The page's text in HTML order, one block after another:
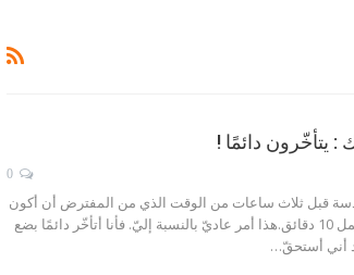
: يتأخّرون دائمًا !
قبل ثلاث ساعات من الوقت الذي من المفترض أن أكون
موجودًا فيه في المكتب وتأخّرت عن العمل 10 دقائق.هذا أمر عاديّ بالنسبة إليّ. فأنا أتأخّر دائمًا بضع
أني أستحقّ…